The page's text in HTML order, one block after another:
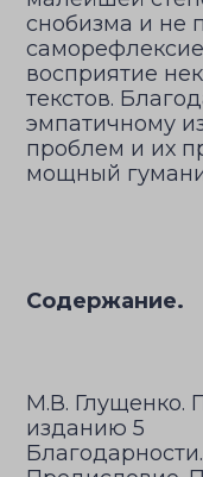
снобизма и не
восприятие
текстов.
эмпатичному
проблем и их
мощный
Содержание.
М.В. Глущенко.
изданию 5